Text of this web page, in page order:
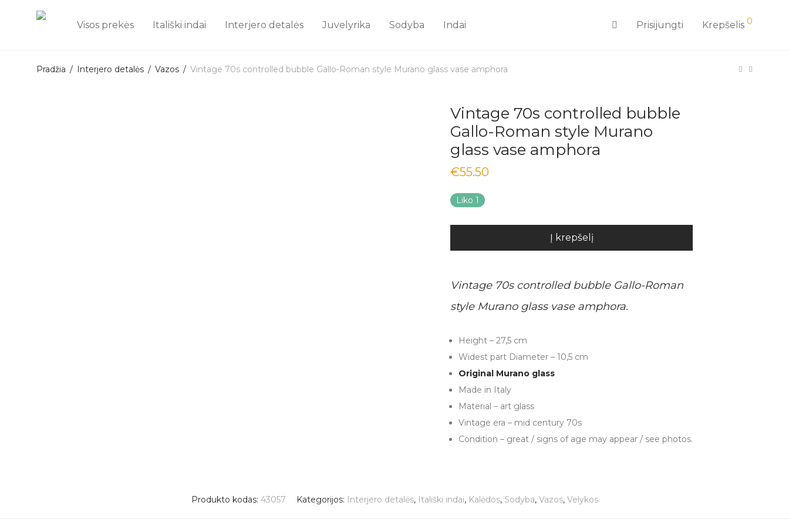
Visos prekės Itališki indai Interjero detalės Juvelyrika Sodyba Indai Prisijungti Krepšelis 0
Pradžia / Interjero detalės / Vazos / Vintage 70s controlled bubble Gallo-Roman style Murano glass vase amphora
Vintage 70s controlled bubble
Gallo-Roman style Murano
glass vase amphora
€55.50
Liko 1
Į krepšelį
Vintage 70s controlled bubble Gallo-Roman
style Murano glass vase amphora.
Height – 27,5 cm
Widest part Diameter – 10,5 cm
Original Murano glass
Made in Italy
Material – art glass
Vintage era – mid century 70s
Condition – great / signs of age may appear / see photos.
Produkto kodas: 43057 Kategorijos: Interjero detalės, Itališki indai, Kalėdos, Sodyba, Vazos, Velykos